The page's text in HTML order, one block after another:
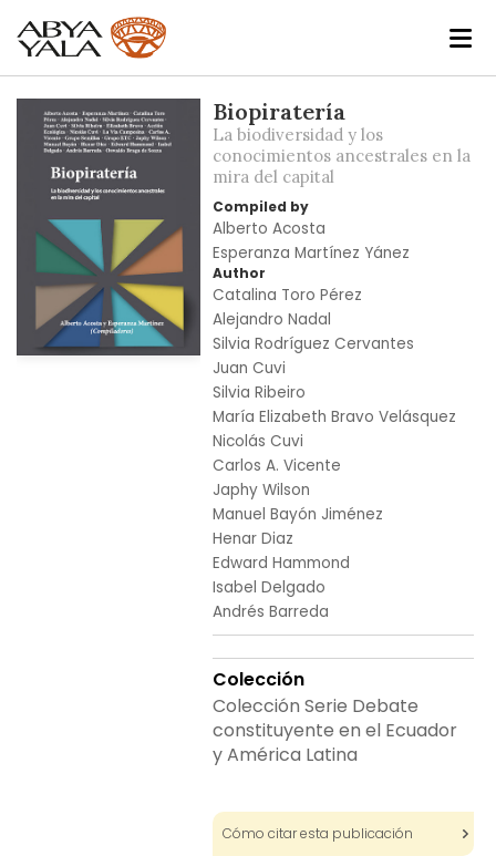
Skip
the
the
images
gallery
Biopiratería
La biodiversidad y los
conocimientos ancestrales en la
mira del capital
Compiled by
Alberto Acosta
Esperanza Martínez Yánez
Author
Catalina Toro Pérez
Alejandro Nadal
Silvia Rodríguez Cervantes
Juan Cuvi
Silvia Ribeiro
María Elizabeth Bravo Velásquez
Nicolás Cuvi
Carlos A. Vicente
Japhy Wilson
Manuel Bayón Jiménez
Henar Diaz
Edward Hammond
Isabel Delgado
Andrés Barreda
Colección
Colección Serie Debate
constituyente en el Ecuador
y América Latina
Cómo citar esta publicación